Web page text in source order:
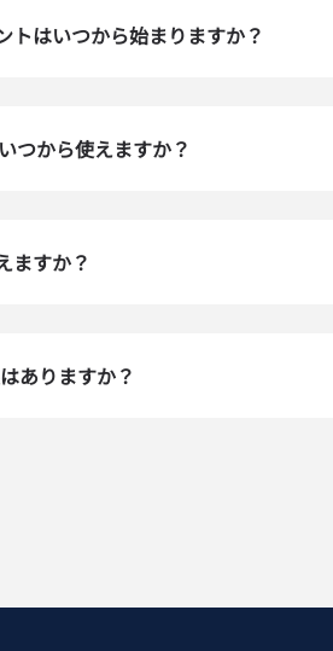
トはいつから始まりますか？
つから使えますか？
ますか？
ありますか？
To get your eSIM, start by
can enjoy the benefits of
通貨を選択